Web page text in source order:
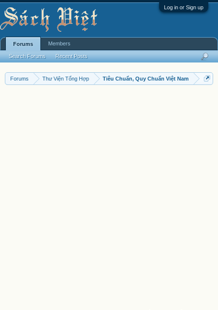
Log in or Sign up
Forums Thư Viện Tổng Hợp Tiêu Chuẩn, Quy Chuẩn Việt Nam
Forums
Search Forums Recent Posts
Members